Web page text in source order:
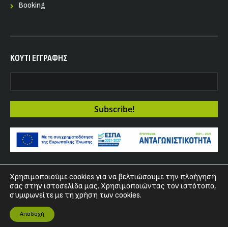
Booking
KOYTI ΕΓΓΡΑΦΗΣ
Copyright 2017 - Fuzz Club
Χρησιμοποιούμε cookies για να βελτιώσουμε την πλοήγησή
σας στην ιστοσελίδα μας. Χρησιμοποιώντας τον ιστότοπο,
συμφωνείτε με τη χρήση των cookies.
Αποδοχή